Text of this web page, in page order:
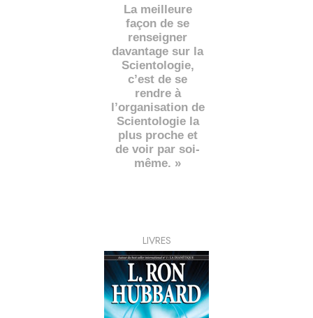
La meilleure
façon de se
renseigner
davantage sur la
Scientologie,
c’est de se
rendre à
l’organisation de
Scientologie la
plus proche et
de voir par soi-
même. »
LIVRES